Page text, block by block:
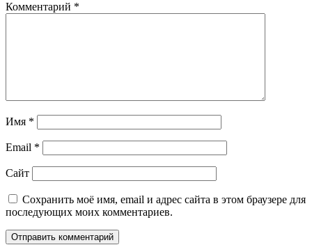
Комментарий *
Имя *
Email *
Сайт
Сохранить моё имя, email и адрес сайта в этом браузере для
последующих моих комментариев.